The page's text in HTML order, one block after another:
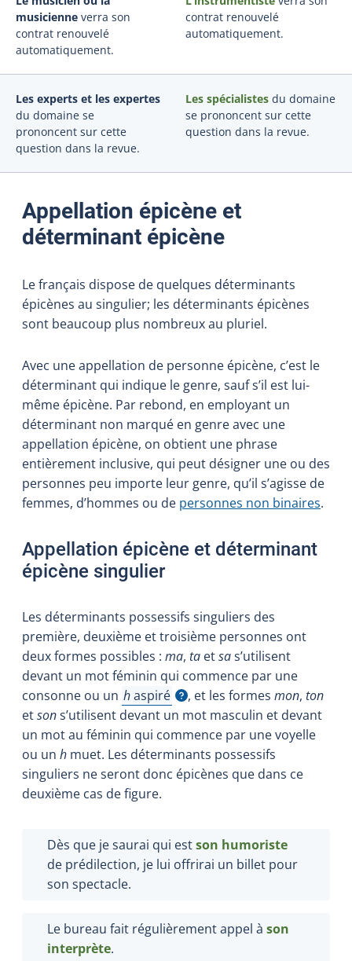
musicienne verra son
contrat renouvelé
automatiquement.
contrat renouvelé
automatiquement.
Les experts et les expertes
du domaine se
prononcent sur cette
question dans la revue.
Les spécialistes du domaine
se prononcent sur cette
question dans la revue.
Appellation épicène et
déterminant épicène
Le français dispose de quelques déterminants
épicènes au singulier; les déterminants épicènes
sont beaucoup plus nombreux au pluriel.
Avec une appellation de personne épicène, c’est le
déterminant qui indique le genre, sauf s’il est lui-
même épicène. Par rebond, en employant un
déterminant non marqué en genre avec une
appellation épicène, on obtient une phrase
entièrement inclusive, qui peut désigner une ou des
personnes peu importe leur genre, qu’il s’agisse de
femmes, d’hommes ou de personnes non binaires.
Appellation épicène et déterminant
épicène singulier
Les déterminants possessifs singuliers des
première, deuxième et troisième personnes ont
deux formes possibles : ma, ta etsas’utilisent
devant un mot féminin qui commence par une
consonne ou un haspiré
Afficher l'infobulle
, et les formes mon, ton
etsons’utilisent devant un mot masculin et devant
un mot au féminin qui commence par une voyelle
ou un h muet. Les déterminants possessifs
singuliers ne seront donc épicènes que dans ce
deuxième cas de figure.
Dès que je saurai qui estson humoriste
de prédilection, je lui offrirai un billet pour
son spectacle.
Le bureau fait régulièrement appel à son
interprète.